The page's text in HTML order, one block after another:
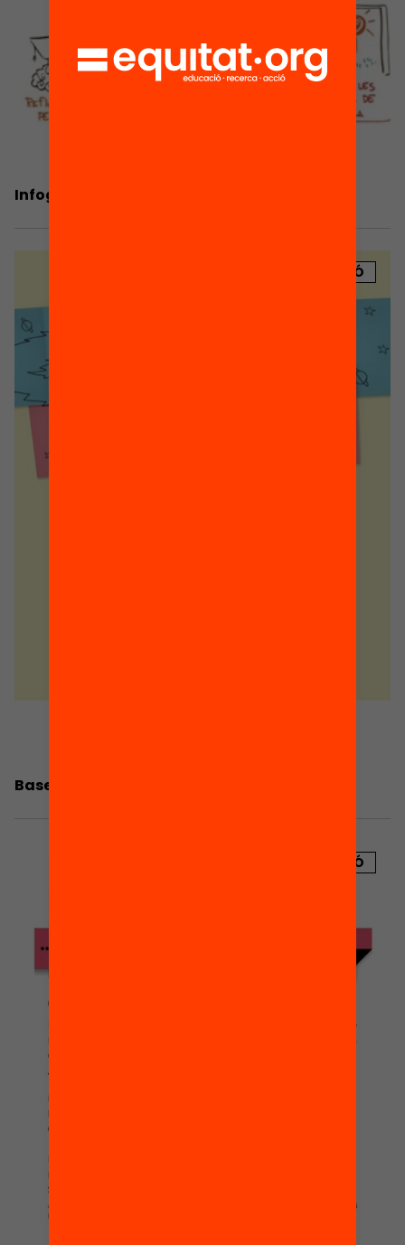
Infografia. Fem educació
PUBLICACIÓ
Bases de la convocatòria Fem educació
PUBLICACIÓ